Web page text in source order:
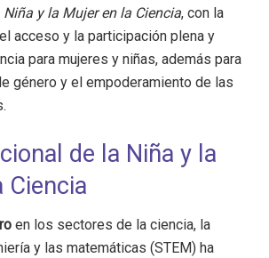
y la Mujer en la Ciencia, con la
acceso y la participación plena y
para mujeres y niñas, además para
género y el empoderamiento de las
de la Niña y la
Ciencia
en los sectores de la ciencia, la
y las matemáticas (STEM) ha